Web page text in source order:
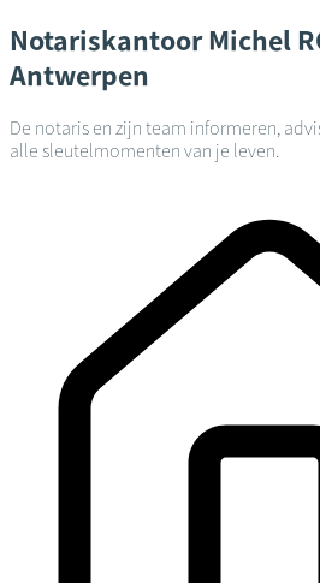
Notariskantoor Michel
Antwerpen
De notaris en zijn team informeren,
alle sleutelmomenten van je leven.